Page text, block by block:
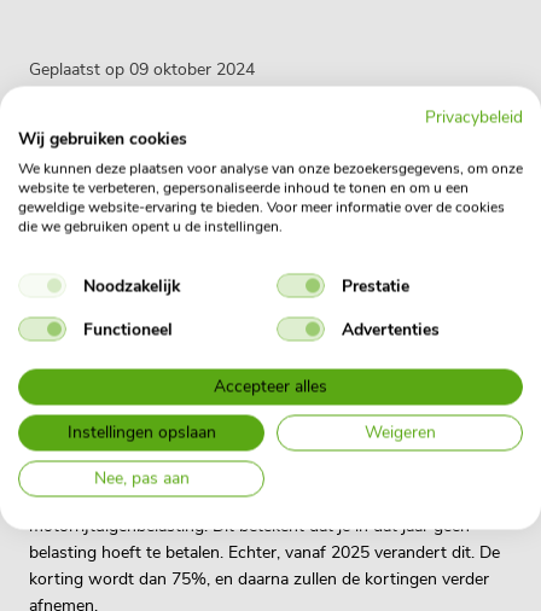
Motorrijtuigenbelasting voor
elektrische en hybride auto's
Geplaatst op 09 oktober 2024
Als je een elektrische auto (EV) of plug-in hybride voertuig
recente aankondigingen van de overheid over de
op deze belasting stapsgewijs afgebouwd, wat invloed kan
Wat zijn de wijzigingen voor elektrische auto’s (EV)?
In 2024 geniet je nog van een volledige korting van 100% op de
motorrijtuigenbelasting. Dit betekent dat je in dat jaar geen
belasting hoeft te betalen. Echter, vanaf 2025 verandert dit. De
korting wordt dan 75%, en daarna zullen de kortingen verder
afnemen.
Privacybeleid
Wij gebruiken cookies
We kunnen deze plaatsen voor analyse van onze bezoekersgegevens, om onze
website te verbeteren, gepersonaliseerde inhoud te tonen en om u een
geweldige website-ervaring te bieden. Voor meer informatie over de cookies
die we gebruiken opent u de instellingen.
Noodzakelijk
Prestatie
Functioneel
Advertenties
Accepteer alles
Instellingen opslaan
Weigeren
Nee, pas aan